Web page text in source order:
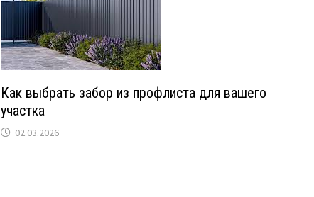
Как выбрать забор из профлиста для вашего
участка
02.03.2026